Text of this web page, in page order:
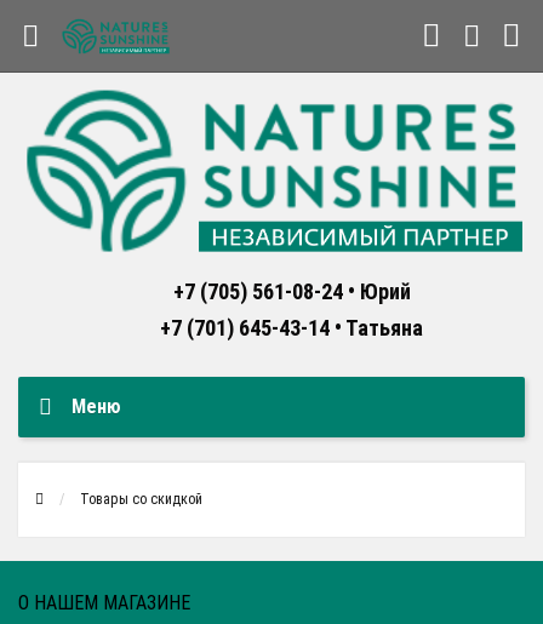
+7 (705) 561-08-24 • Юрий
+7 (701) 645-43-14 • Татьяна
Меню
Товары со скидкой
О НАШЕМ МАГАЗИНЕ